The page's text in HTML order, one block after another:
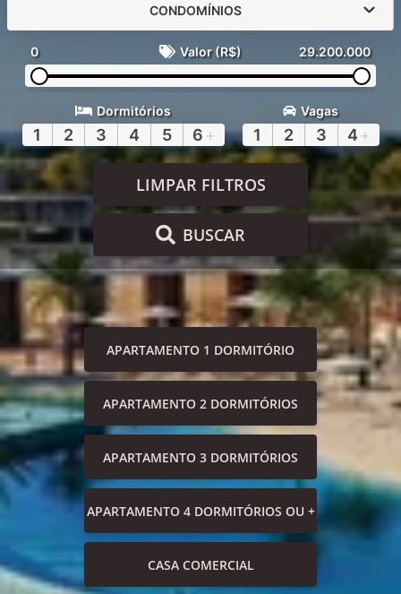
CONDOMÍNIOS
0 Valor (R$) 29.200.000
Dormitórios
1 2 3 4 5 6 +
Vagas
1 2 3 4 +
LIMPAR FILTROS
BUSCAR
APARTAMENTO 1 DORMITÓRIO
APARTAMENTO 2 DORMITÓRIOS
APARTAMENTO 3 DORMITÓRIOS
APARTAMENTO 4 DORMITÓRIOS OU +
CASA COMERCIAL